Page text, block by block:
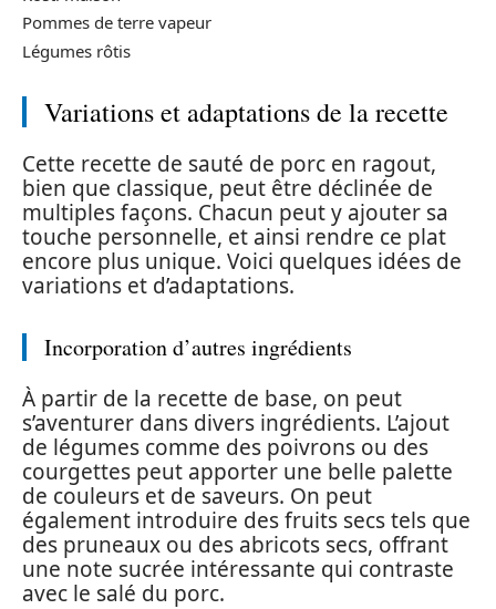
Pommes de terre vapeur
Légumes rôtis
Variations et adaptations de la recette
Cette recette de sauté de porc en ragout,
bien que classique, peut être déclinée de
multiples façons. Chacun peut y ajouter sa
touche personnelle, et ainsi rendre ce plat
encore plus unique. Voici quelques idées de
variations et d’adaptations.
Incorporation d’autres ingrédients
À partir de la recette de base, on peut
s’aventurer dans divers ingrédients. L’ajout
de légumes comme des poivrons ou des
courgettes peut apporter une belle palette
de couleurs et de saveurs. On peut
également introduire des fruits secs tels que
des pruneaux ou des abricots secs, offrant
une note sucrée intéressante qui contraste
avec le salé du porc.